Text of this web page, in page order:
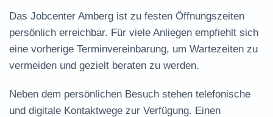
Das Jobcenter Amberg ist zu festen Öffnungszeiten
persönlich erreichbar. Für viele Anliegen empfiehlt sich
eine vorherige Terminvereinbarung, um Wartezeiten zu
vermeiden und gezielt beraten zu werden.
Neben dem persönlichen Besuch stehen telefonische
und digitale Kontaktwege zur Verfügung. Einen